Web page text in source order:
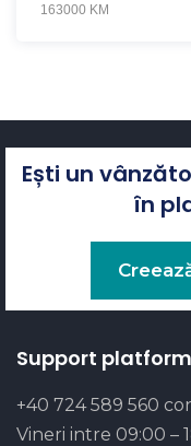
163000 KM
Ești un
în
Support
+40 724 589 560
Vineri intre 09:00 –